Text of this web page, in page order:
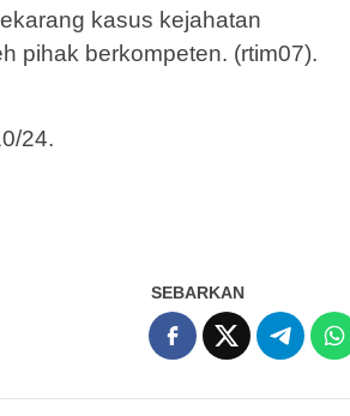
kasus kejahatan
pihak berkompeten. (rtim07).
24.
SEBARKAN